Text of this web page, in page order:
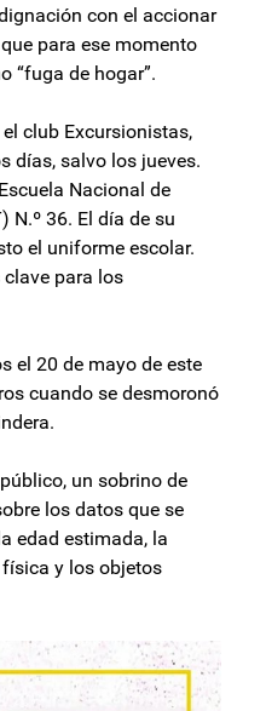
con el accionar
para ese momento
“fuga de hogar”.
club Excursionistas,
días, salvo los jueves.
Nacional de
N.º 36. El día de su
el uniforme escolar.
para los
el 20 de mayo de este
cuando se desmoronó
un sobrino de
los datos que se
edad estimada, la
y los objetos